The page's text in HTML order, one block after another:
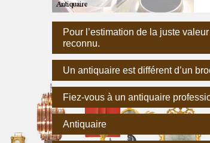
Pour l’estimation de la juste
reconnu.
Un antiquaire est différent d’un
Fiez-vous à un antiquaire
Antiquaire